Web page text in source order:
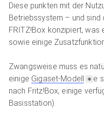
Diese punkten mit der
Betriebssystem – und sind
FRITZ!Box konzipiert, was
sowie einige
Zwangsweise muss es
einige Gigaset-Modell
e
nach Fritz!Box, einige
Basisstation).